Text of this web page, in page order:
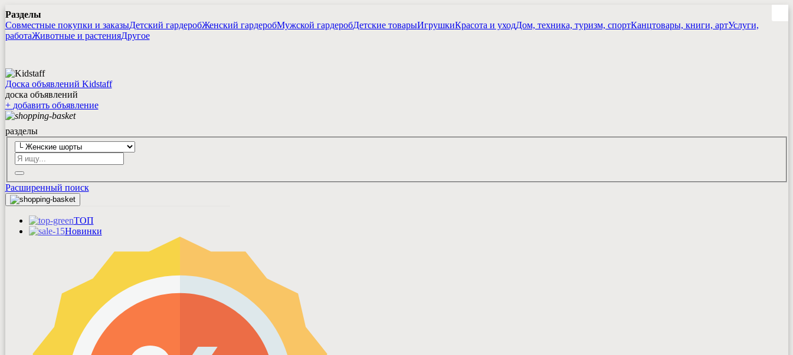
Разделы
Совместные покупки и заказыДетский гардеробЖенский гардеробМужской гардеробДетские товарыИгрушкиКрасота и уходДом, техника, туризм, спортКанцтовары, книги, артУслуги,
работаЖивотные и растенияДругое
Доска объявлений Kidstaff
доска объявлений
+ добавитьобъявление
разделы
Расширенный поиск
ТОП
Новинки